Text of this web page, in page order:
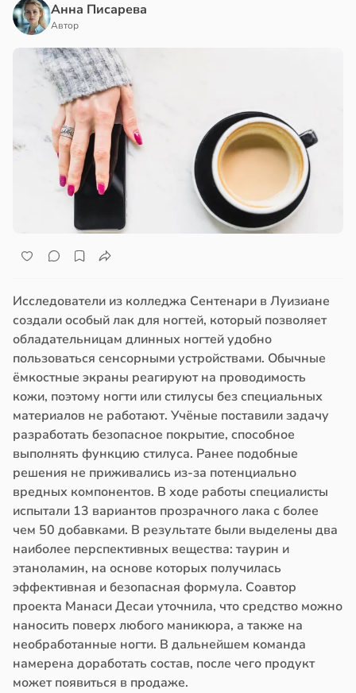
Анна Писарева
Автор
Исследователи из колледжа Сентенари в Луизиане
создали особый лак для ногтей, который позволяет
обладательницам длинных ногтей удобно
пользоваться сенсорными устройствами. Обычные
ёмкостные экраны реагируют на проводимость
кожи, поэтому ногти или стилусы без специальных
материалов не работают. Учёные поставили задачу
разработать безопасное покрытие, способное
выполнять функцию стилуса. Ранее подобные
решения не приживались из-за потенциально
вредных компонентов. В ходе работы специалисты
испытали 13 вариантов прозрачного лака с более
чем 50 добавками. В результате были выделены два
наиболее перспективных вещества: таурин и
этаноламин, на основе которых получилась
эффективная и безопасная формула. Соавтор
проекта Манаси Десаи уточнила, что средство можно
наносить поверх любого маникюра, а также на
необработанные ногти. В дальнейшем команда
намерена доработать состав, после чего продукт
может появиться в продаже.